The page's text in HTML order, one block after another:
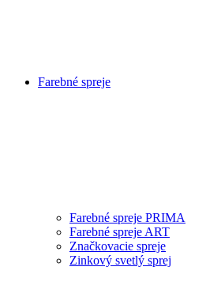
Farebné spreje
Farebné spreje PRIMA
Farebné spreje ART
Značkovacie spreje
Zinkový svetlý sprej